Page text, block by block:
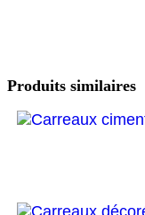
Produits similaires